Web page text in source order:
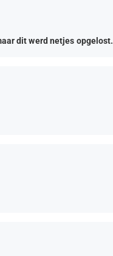
dit werd netjes opgelost.